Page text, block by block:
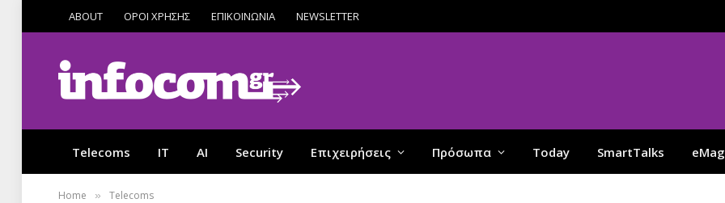
ABOUT ΟΡΟΙ ΧΡΗΣΗΣ ΕΠΙΚΟΙΝΩΝΙΑ NEWSLETTER
Telecoms IT AI Security Επιχειρήσεις Πρόσωπα Today SmartTalks
Home » Telecoms